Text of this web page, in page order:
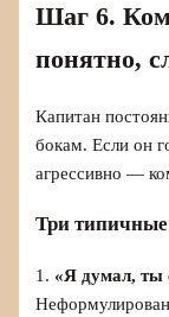
Шаг 6.
понятно,
Капитан
бокам. Если он
агрессивно —
Три
1.«Я думал, ты